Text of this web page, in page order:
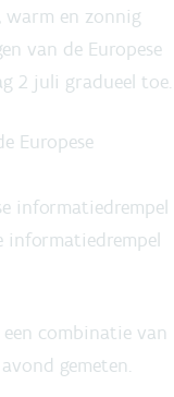
warm en zonnig
van de Europese
2 juli gradueel toe.
Europese
informatiedrempel
informatiedrempel
combinatie van
gemeten.